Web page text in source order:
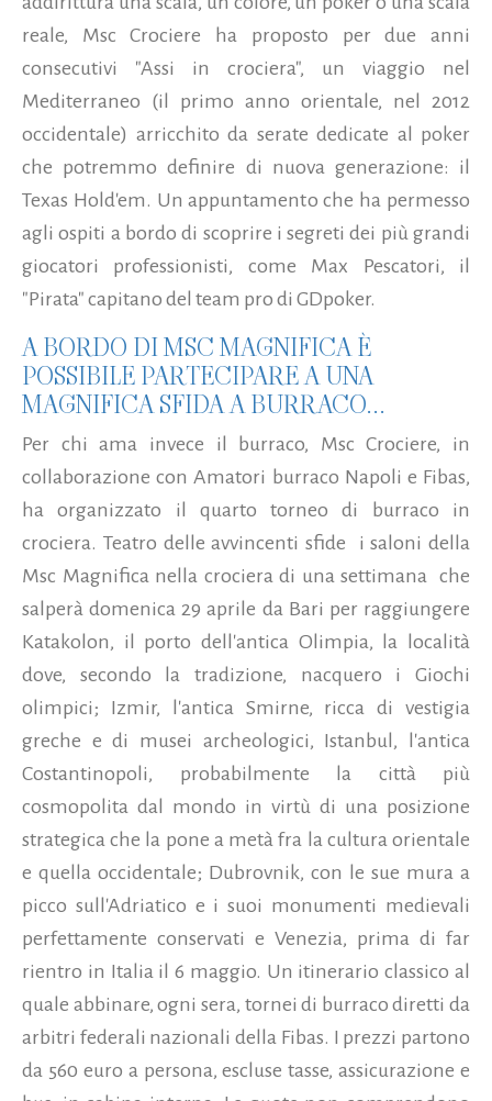
reale, Msc Crociere ha proposto per due anni
consecutivi "Assi in crociera", un viaggio nel
Mediterraneo (il primo anno orientale, nel 2012
occidentale) arricchito da serate dedicate al poker
che potremmo definire di nuova generazione: il
Texas Hold'em. Un appuntamento che ha permesso
agli ospiti a bordo di scoprire i segreti dei più grandi
giocatori professionisti, come Max Pescatori, il
"Pirata" capitano del team pro di GDpoker.
A BORDO DI MSC MAGNIFICA È
POSSIBILE PARTECIPARE A UNA
MAGNIFICA SFIDA A BURRACO...
Per chi ama invece il burraco, Msc Crociere, in
collaborazione con Amatori burraco Napoli e Fibas,
ha organizzato il quarto torneo di burraco in
crociera. Teatro delle avvincenti sfide i saloni della
Msc Magnifica nella crociera di una settimana che
salperà domenica 29 aprile da Bari per raggiungere
Katakolon, il porto dell'antica Olimpia, la località
dove, secondo la tradizione, nacquero i Giochi
olimpici; Izmir, l'antica Smirne, ricca di vestigia
greche e di musei archeologici, Istanbul, l'antica
Costantinopoli, probabilmente la città più
cosmopolita dal mondo in virtù di una posizione
strategica che la pone a metà fra la cultura orientale
e quella occidentale; Dubrovnik, con le sue mura a
picco sull'Adriatico e i suoi monumenti medievali
perfettamente conservati e Venezia, prima di far
rientro in Italia il 6 maggio. Un itinerario classico al
quale abbinare, ogni sera, tornei di burraco diretti da
arbitri federali nazionali della Fibas. I prezzi partono
da 560 euro a persona, escluse tasse, assicurazione e